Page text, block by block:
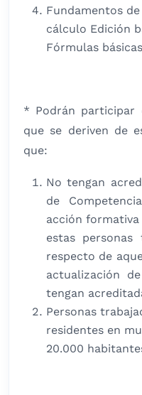
Fundamentos
cálculo Edición
Fórmulas
* Podrán participar
que se deriven de
que:
No tengan
de
acción
estas
respecto de
actualización
tengan
Personas
residentes en
20.000